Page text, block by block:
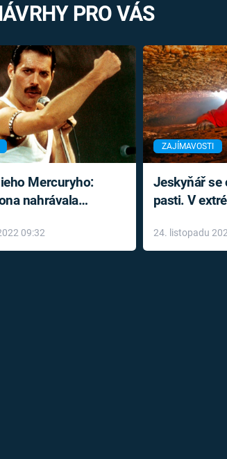
PRO VÁS
Mercuryho:
nahrávala
09:32
ZAJÍMAVOSTI
Jeskyňář se
pasti. V
24. listopadu